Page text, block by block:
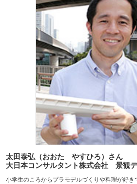
太田泰弘（おおた やすひろ）さん
大日本コンサルタント株式会社 景観
小学生のころからプラモデルづくりや料理が好き